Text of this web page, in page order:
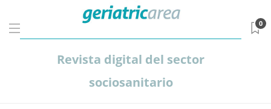
Revista digital del sector
sociosanitario
0